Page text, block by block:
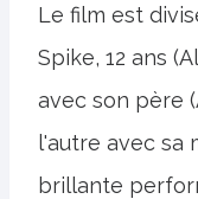
Le film est
Spike, 12 ans
avec son père
l'autre avec sa
brillante